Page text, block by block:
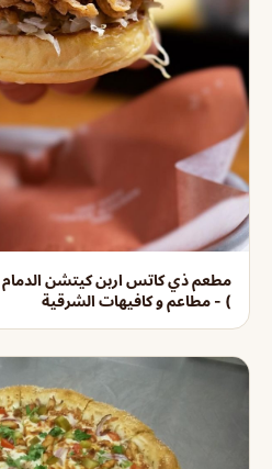
مطعم ذي كاتس اربن كيتشن الدمام (
) - مطاعم و كافيهات الشرقية